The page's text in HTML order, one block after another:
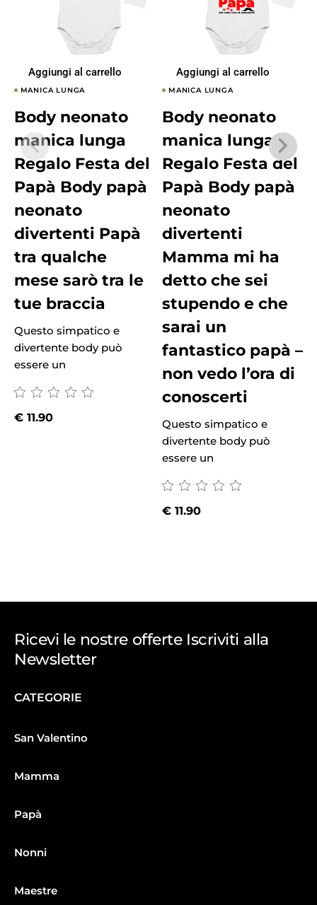
Aggiungi al carrello
MANICA LUNGA
Body neonato
manica lunga
Regalo Festa del
Papà Body papà
neonato
divertenti Papà
tra qualche
mese sarò tra le
tue braccia
Questo simpatico e
divertente body può
essere un
€11.90
Aggiungi al carrello
MANICA LUNGA
Body neonato
manica lunga
Regalo Festa del
Papà Body papà
neonato
divertenti
Mamma mi ha
detto che sei
stupendo e che
sarai un
fantastico papà –
non vedo l’ora di
conoscerti
Questo simpatico e
divertente body può
essere un
€ 11.90
Ricevi le nostre offerte Iscriviti alla
Newsletter
CATEGORIE
San Valentino
Mamma
Papà
Nonni
Maestre